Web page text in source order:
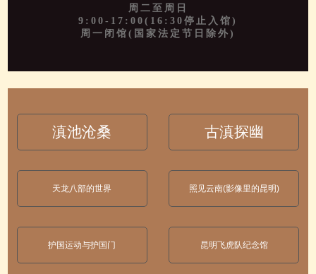
周二至周日
9:00-17:00(16:30停止入馆)
周一闭馆(国家法定节日除外)
滇池沧桑 古滇探幽
天龙八部的世界 照见云南(影像里的昆明)
护国运动与护国门 昆明飞虎队纪念馆